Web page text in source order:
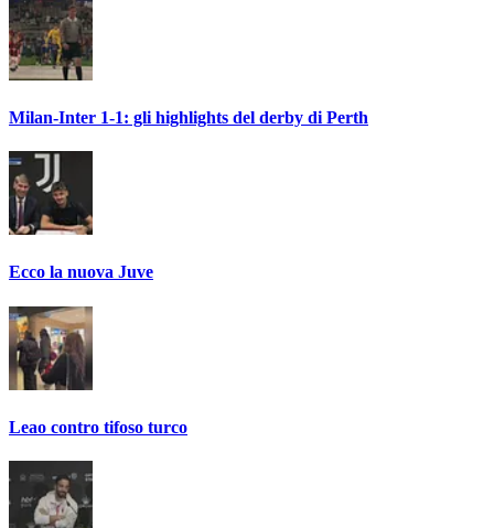
Milan-Inter 1-1: gli highlights del derby di Perth
Ecco la nuova Juve
Leao contro tifoso turco